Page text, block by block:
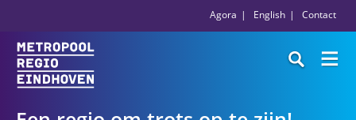
Agora English Contact